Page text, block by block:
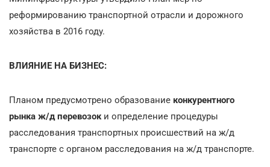
реформированию транспортной отрасли и дорожного
хозяйства в 2016 году.
ВЛИЯНИЕ НА БИЗНЕС:
Планом предусмотрено образование конкурентного
рынка ж/д перевозоки определение процедуры
расследования транспортных происшествий на ж/д
транспорте с органом расследования на ж/д транспорте.